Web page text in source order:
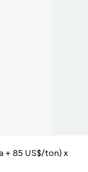
+ 85 US$/ton) x